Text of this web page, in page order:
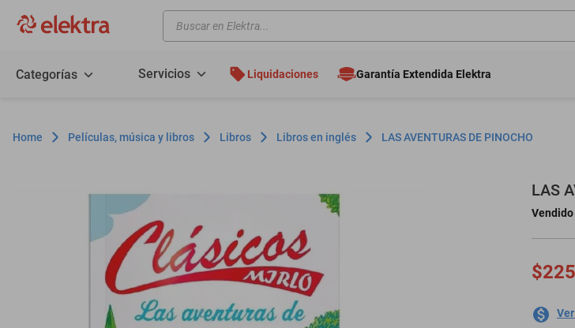
Buscar en Elektra...
Categorías Servicios Liquidaciones Garantía Extendida Elektra
Películas, música y libros Libros Libros en inglés LAS AVENTURAS DE PINOCHO
LAS
Vendido
$225
motos
colchones
salas
motoneta